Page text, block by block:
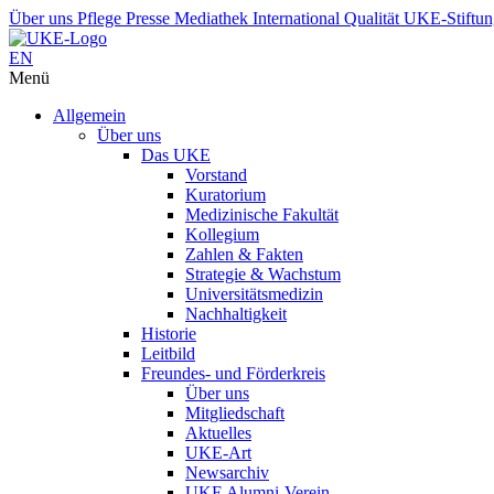
Über uns Pflege Presse Mediathek International Qualität UKE-
EN
Menü
Allgemein
Über uns
Das UKE
Vorstand
Kuratorium
Medizinische Fakultät
Kollegium
Zahlen & Fakten
Strategie & Wachstum
Universitätsmedizin
Nachhaltigkeit
Historie
Leitbild
Freundes- und Förderkreis
Über uns
Mitgliedschaft
Aktuelles
UKE-Art
Newsarchiv